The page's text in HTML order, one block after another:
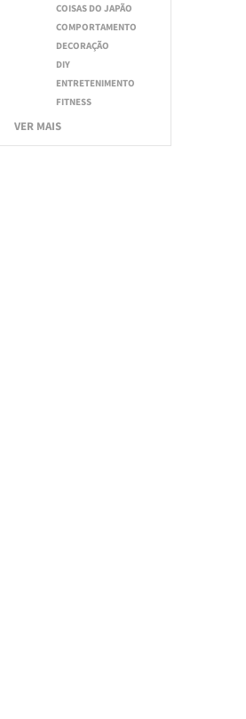
COISAS DO JAPÃO
COMPORTAMENTO
DECORAÇÃO
DIY
ENTRETENIMENTO
FITNESS
VER MAIS